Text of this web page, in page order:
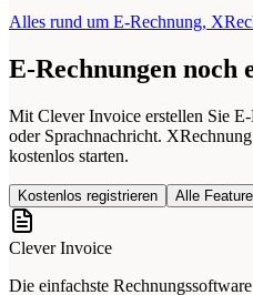
Alles rund um E-Rechnung,
E-Rechnungen noch
Mit Clever Invoice erstellen Sie
oder Sprachnachricht.
kostenlos starten.
Kostenlos registrieren Alle
Clever Invoice
Die einfachste